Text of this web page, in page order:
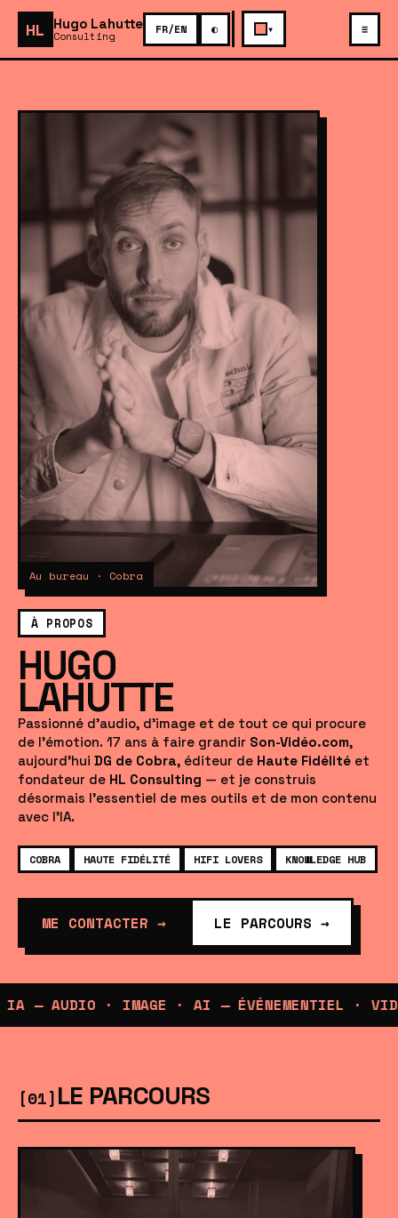
HL Hugo Lahutte
Consulting
≡
FR/EN ◐ ▾
À PROPOS
HUGO
LAHUTTE
Passionné d'audio, d'image et de tout ce qui procure
de l'émotion. 17 ans à faire grandir Son-Vidéo.com,
aujourd'hui DG de Cobra, éditeur de Haute Fidélité et
fondateur de HL Consulting — et je construis
désormais l'essentiel de mes outils et de mon contenu
avec l'IA.
COBRA HAUTE FIDÉLITÉ HIFI LOVERS KNOWLEDGE HUB
ME CONTACTER → LE PARCOURS →
Au bureau · Cobra
— AUDIO · IMAGE · AI — ÉVÉNEMENTIEL ·
[01]LE PARCOURS